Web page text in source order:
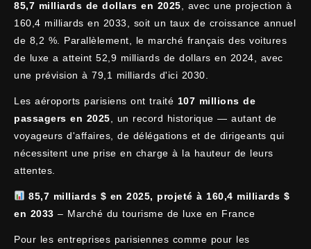
85,7 milliards de dollars en 2025 , avec une projection à
160,4 milliards en 2033, soit un taux de croissance annuel
de 8,2 %. Parallèlement, le marché français des voitures
de luxe a atteint 52,9 milliards de dollars en 2024, avec
une prévision à 79,1 milliards d'ici 2030.
Les aéroports parisiens ont traité 107 millions de
passagers en 2025 , un record historique — autant de
voyageurs d'affaires, de délégations et de dirigeants qui
nécessitent une prise en charge à la hauteur de leurs
attentes.
85,7 milliards $ en 2025, projeté à 160,4 milliards $
en 2033 – Marché du tourisme de luxe en France
Pour les entreprises parisiennes comme pour les